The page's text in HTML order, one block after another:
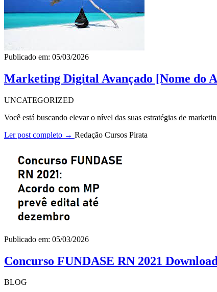
Publicado em: 05/03/2026
Marketing Digital Avançado [Nome do
UNCATEGORIZED
Você está buscando elevar o nível das suas estratégias de
Ler post completo → Redação Cursos Pirata
Publicado em: 05/03/2026
Concurso FUNDASE RN 2021
BLOG